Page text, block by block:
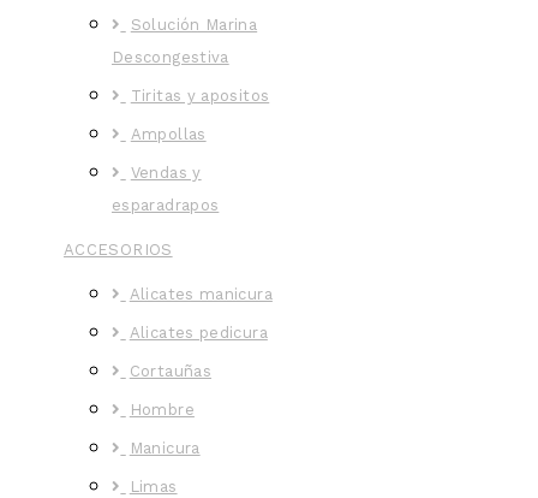
Solución Marina
Descongestiva
Tiritas y apositos
Ampollas
Vendas y
esparadrapos
ACCESORIOS
Alicates manicura
Alicates pedicura
Cortauñas
Hombre
Manicura
Limas